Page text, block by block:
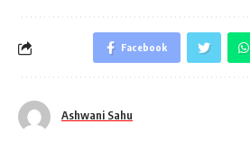
Facebook
Ashwani Sahu